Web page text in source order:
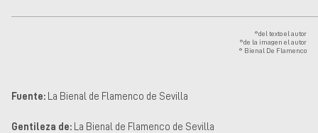
®del texto el autor
®de la imagen el autor
® Bienal De Flamenco
Fuente: La Bienal de Flamenco de Sevilla
Gentileza de: La Bienal de Flamenco de Sevilla